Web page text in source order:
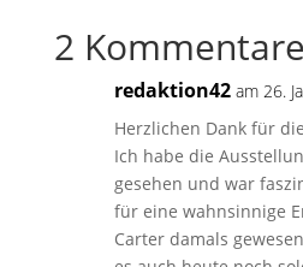
2 Kommentare
redaktion42 am 26.
Herzlichen Dank für
Ich habe die
gesehen und war
für eine wahnsinnige
Carter damals